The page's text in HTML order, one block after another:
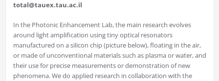
total@tauex.tau.ac.il
In the Photonic Enhancement Lab, the main research evolves
around light amplification using tiny optical resonators
manufactured on a silicon chip (picture below), floating in the air,
or made of unconventional materials such as plasma or water, and
their use for precise measurements or demonstration of new
phenomena. We do applied research in collaboration with the